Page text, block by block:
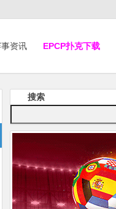
资讯 EPCP扑克下载
搜索